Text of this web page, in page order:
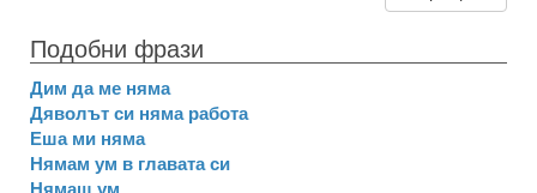
Подобни фрази
Дим да ме няма
Дяволът си няма работа
Еша ми няма
Нямам ум в главата си
Нямаш ум